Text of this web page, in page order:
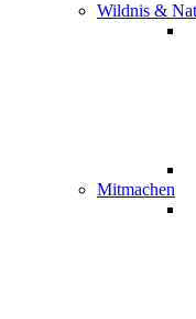
Wildnis &
Mitmachen